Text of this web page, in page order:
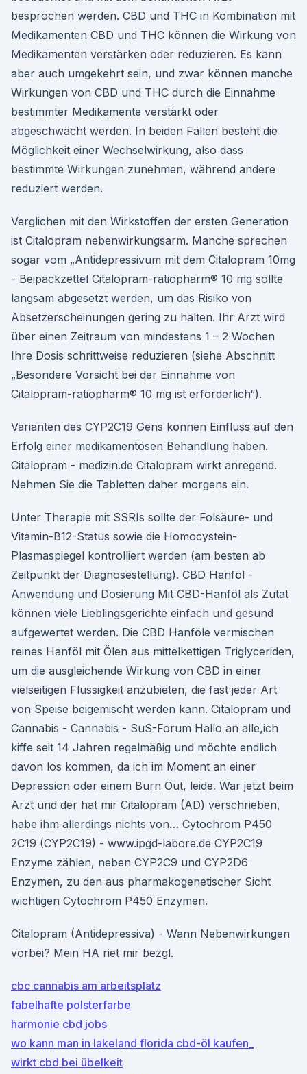
besprochen werden. CBD und THC in Kombination mit
Medikamenten CBD und THC können die Wirkung von
Medikamenten verstärken oder reduzieren. Es kann
aber auch umgekehrt sein, und zwar können manche
Wirkungen von CBD und THC durch die Einnahme
bestimmter Medikamente verstärkt oder
abgeschwächt werden. In beiden Fällen besteht die
Möglichkeit einer Wechselwirkung, also dass
bestimmte Wirkungen zunehmen, während andere
reduziert werden.
Verglichen mit den Wirkstoffen der ersten Generation
ist Citalopram nebenwirkungsarm. Manche sprechen
sogar vom „Antidepressivum mit dem Citalopram 10mg
- Beipackzettel Citalopram-ratiopharm® 10 mg sollte
langsam abgesetzt werden, um das Risiko von
Absetzerscheinungen gering zu halten. Ihr Arzt wird
über einen Zeitraum von mindestens 1 – 2 Wochen
Ihre Dosis schrittweise reduzieren (siehe Abschnitt
„Besondere Vorsicht bei der Einnahme von
Citalopram-ratiopharm® 10 mg ist erforderlich“).
Varianten des CYP2C19 Gens können Einfluss auf den
Erfolg einer medikamentösen Behandlung haben.
Citalopram - medizin.de Citalopram wirkt anregend.
Nehmen Sie die Tabletten daher morgens ein.
Unter Therapie mit SSRIs sollte der Folsäure- und
Vitamin-B12-Status sowie die Homocystein-
Plasmaspiegel kontrolliert werden (am besten ab
Zeitpunkt der Diagnosestellung). CBD Hanföl -
Anwendung und Dosierung Mit CBD-Hanföl als Zutat
können viele Lieblingsgerichte einfach und gesund
aufgewertet werden. Die CBD Hanföle vermischen
reines Hanföl mit Ölen aus mittelkettigen Triglyceriden,
um die ausgleichende Wirkung von CBD in einer
vielseitigen Flüssigkeit anzubieten, die fast jeder Art
von Speise beigemischt werden kann. Citalopram und
Cannabis - Cannabis - SuS-Forum Hallo an alle,ich
kiffe seit 14 Jahren regelmäßig und möchte endlich
davon los kommen, da ich im Moment an einer
Depression oder einem Burn Out, leide. War jetzt beim
Arzt und der hat mir Citalopram (AD) verschrieben,
habe ihm allerdings nichts von… Cytochrom P450
2C19 (CYP2C19) - www.ipgd-labore.de CYP2C19
Enzyme zählen, neben CYP2C9 und CYP2D6
Enzymen, zu den aus pharmakogenetischer Sicht
wichtigen Cytochrom P450 Enzymen.
Citalopram (Antidepressiva) - Wann Nebenwirkungen
vorbei? Mein HA riet mir bezgl.
cbc cannabis am arbeitsplatz
fabelhafte polsterfarbe
harmonie cbd jobs
wo kann man in lakeland florida cbd-öl kaufen_
wirkt cbd bei übelkeit